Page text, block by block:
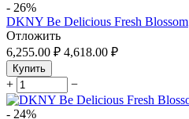
- 26%
DKNY Be Delicious Fresh Blossom
Отложить
6,255.00 ₽ 4,618.00 ₽
Купить
+ −
- 24%